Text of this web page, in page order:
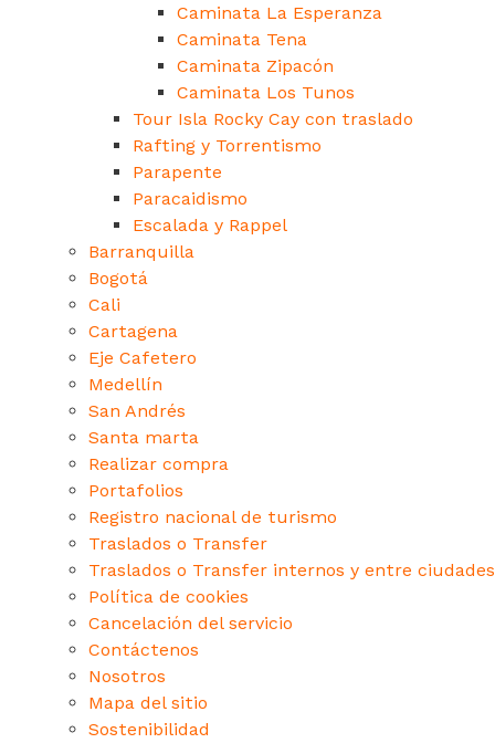
Caminata La Esperanza
Caminata Tena
Caminata Zipacón
Caminata Los Tunos
Tour Isla Rocky Cay con traslado
Rafting y Torrentismo
Parapente
Paracaidismo
Escalada y Rappel
Barranquilla
Bogotá
Cali
Cartagena
Eje Cafetero
Medellín
San Andrés
Santa marta
Realizar compra
Portafolios
Registro nacional de turismo
Traslados o Transfer
Traslados o Transfer internos y entre ciudades
Política de cookies
Cancelación del servicio
Contáctenos
Nosotros
Mapa del sitio
Sostenibilidad